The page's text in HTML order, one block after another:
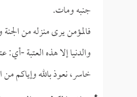
جنبه ومات.
فالمؤمن يرى منزله من
والدنيا إلا هذه العتبة -
خاسر، نعوذ بالله وإياكم